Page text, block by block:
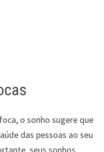
o sonho sugere que
das pessoas ao seu